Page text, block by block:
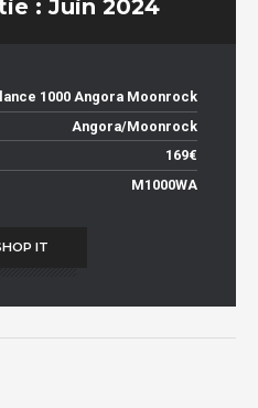
: Juin 2024
1000 Angora Moonrock
Angora/Moonrock
169€
M1000WA
IT